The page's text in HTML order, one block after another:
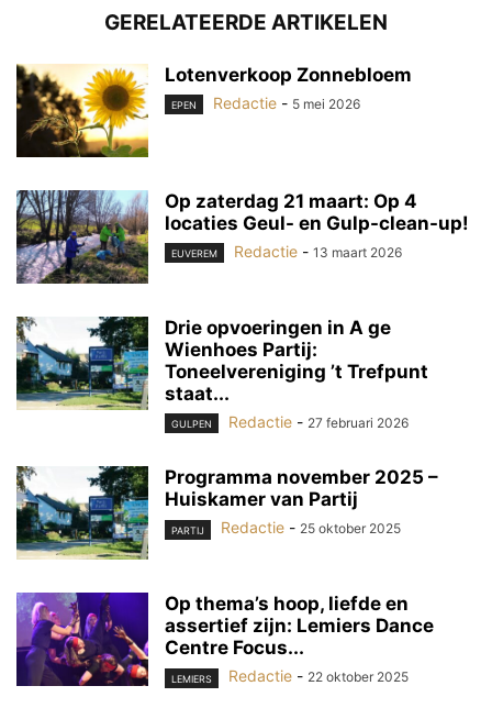
GERELATEERDE ARTIKELEN
Lotenverkoop Zonnebloem
EPEN Redactie - 5 mei 2026
Op zaterdag 21 maart: Op 4
locaties Geul- en Gulp-clean-up!
EUVEREM Redactie - 13 maart 2026
Drie opvoeringen in A ge
Wienhoes Partij:
Toneelvereniging ’t Trefpunt
staat...
GULPEN Redactie - 27 februari 2026
Programma november 2025 –
Huiskamer van Partij
PARTIJ Redactie - 25 oktober 2025
Op thema’s hoop, liefde en
assertief zijn: Lemiers Dance
Centre Focus...
LEMIERS Redactie - 22 oktober 2025